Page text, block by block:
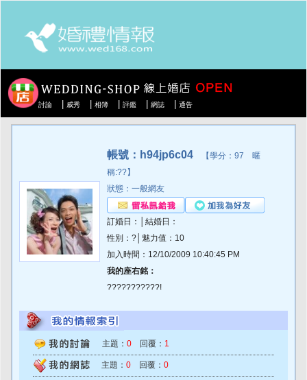
討論 威秀 相簿 評鑑 網誌 通告
帳號：h94jp6c04 【學分：97 暱
稱:??】
狀態：一般網友
訂婚日：│結婚日：
性別：?│魅力值：10
加入時間：12/10/2009 10:40:45 PM
我的座右銘：
???????????!
主題： 0 回覆： 1
主題： 0 回覆： 0